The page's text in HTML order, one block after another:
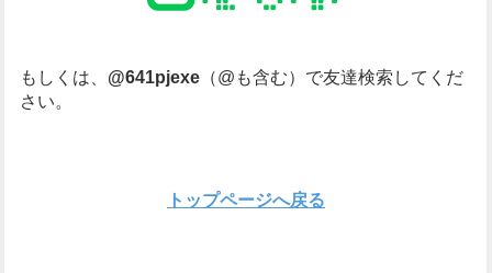
もしくは、 @641pjexe（@も含む）で友達検索してくだ
さい。
トップページへ戻る